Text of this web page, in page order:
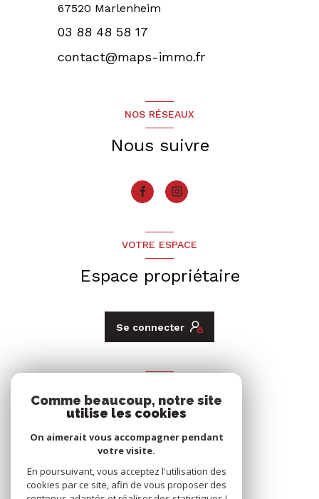
67520 Marlenheim
03 88 48 58 17
contact@maps-immo.fr
NOS RÉSEAUX
Nous suivre
VOTRE ESPACE
Espace propriétaire
Se connecter
Nous adhérons
Comme beaucoup, notre site
utilise les cookies
On aimerait vous accompagner pendant
votre visite.
En poursuivant, vous acceptez l'utilisation des
cookies par ce site, afin de vous proposer des